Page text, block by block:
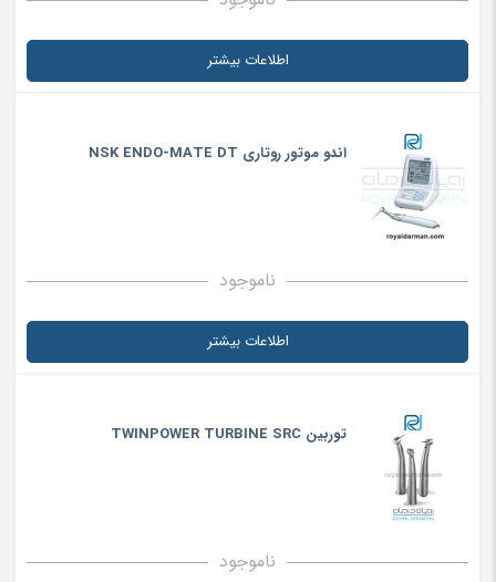
اطلاعات بیشتر
اندو موتور روتاری NSK ENDO-MATE DT
ناموجود
اطلاعات بیشتر
توربین TWINPOWER TURBINE SRC
ناموجود